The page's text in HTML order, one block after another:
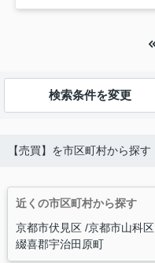
検索条件を変更
【売買】を市区町村から探す
近くの市区町村から探す
京都市伏見区 京都市山科区
綴喜郡宇治田原町